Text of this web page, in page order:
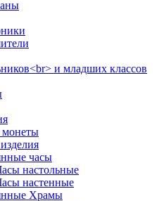
и младших классов
часы
настольные
настенные
Храмы